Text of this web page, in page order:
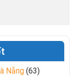
Nẵng (63)